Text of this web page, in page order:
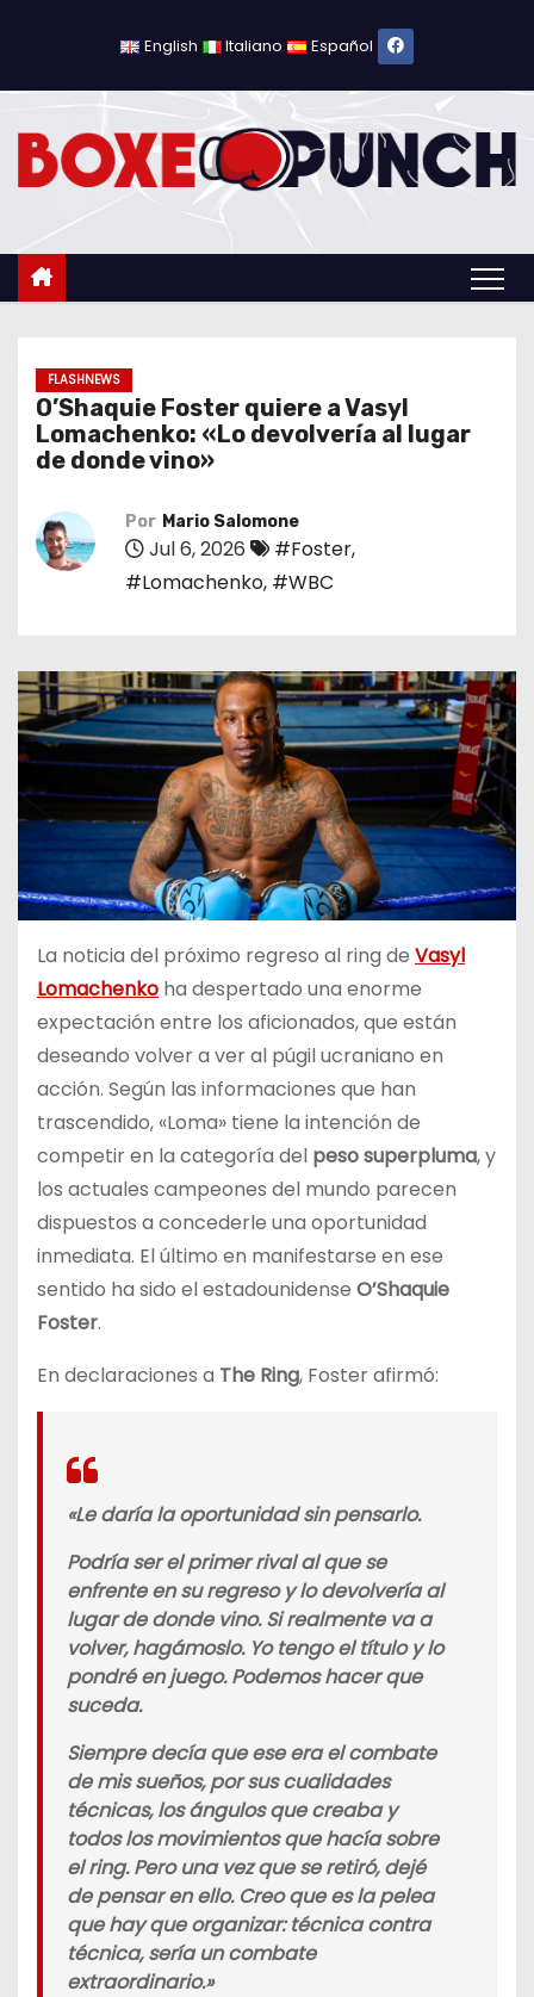
l
English Italiano Español
FLASHNEWS
O’Shaquie Foster quiere a Vasyl
Lomachenko: «Lo devolvería al lugar
de donde vino»
Por Mario Salomone
Jul 6, 2026 #Foster,
#Lomachenko, #WBC
La noticia del próximo regreso al ring de Vasyl
Lomachenko ha despertado una enorme
expectación entre los aficionados, que están
deseando volver a ver al púgil ucraniano en
acción. Según las informaciones que han
trascendido, «Loma» tiene la intención de
competir en la categoría del peso superpluma, y
los actuales campeones del mundo parecen
dispuestos a concederle una oportunidad
inmediata. El último en manifestarse en ese
sentido ha sido el estadounidense O’Shaquie
Foster.
En declaraciones a The Ring, Foster afirmó:
«Le daría la oportunidad sin pensarlo.
Podría ser el primer rival al que se
enfrente en su regreso y lo devolvería al
lugar de donde vino. Si realmente va a
volver, hagámoslo. Yo tengo el título y lo
pondré en juego. Podemos hacer que
suceda.
Siempre decía que ese era el combate
de mis sueños, por sus cualidades
técnicas, los ángulos que creaba y
todos los movimientos que hacía sobre
el ring. Pero una vez que se retiró, dejé
de pensar en ello. Creo que es la pelea
que hay que organizar: técnica contra
técnica, sería un combate
extraordinario.»